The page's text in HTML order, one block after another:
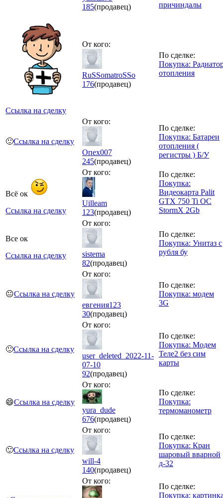
185(продавец)
причиндалы
Ссылка на сделку
От кого:
RuSSomatroSSo
176(продавец)
По сделке:
Покупка:
отопления
🙂Ссылка на сделку
От кого:
Опех007
245(продавец)
По сделке:
Покупка: Батареи
отопления (
регистры ) Б/У
Всё ок
Ссылка на сделку
От кого:
Uilleam
123(продавец)
По сделке:
Покупка:
Видеокарта Palit
GTX 750 Ti OC
StormX 2Gb
Все ок
Ссылка на сделку
От кого:
sistema
82(продавец)
По сделке:
Покупка: Унитаз с
рубля бу
😐Ссылка на сделку
От кого:
евгения123
30(продавец)
По сделке:
Покупка: модем
3G
🙂Ссылка на сделку
От кого:
user_deleted_2022-11-
07-10
92(продавец)
По сделке:
Покупка: Модем
Теле2 без сим
карты
😄Ссылка на сделку
От кого:
yura_dude
676(продавец)
По сделке:
Покупка:
термоманометр
🙂Ссылка на сделку
От кого:
will-4
140(продавец)
По сделке:
Покупка: Кран
шаровый вварной
д-32
От кого:
По сделке:
Покупка: